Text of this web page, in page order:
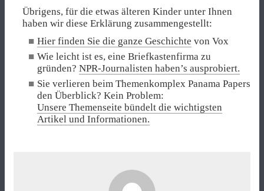
Übrigens, für die etwas älteren Kinder unter Ihnen
haben wir diese Erklärung zusammengestellt:
Hier finden Sie die ganze Geschichte von Vox
Wie leicht ist es, eine Briefkastenfirma zu
gründen? NPR-Journalisten haben’s ausprobiert.
Sie verlieren beim Themenkomplex Panama Papers
den Überblick? Kein Problem:
Unsere Themenseite bündelt die wichtigsten
Artikel und Informationen.